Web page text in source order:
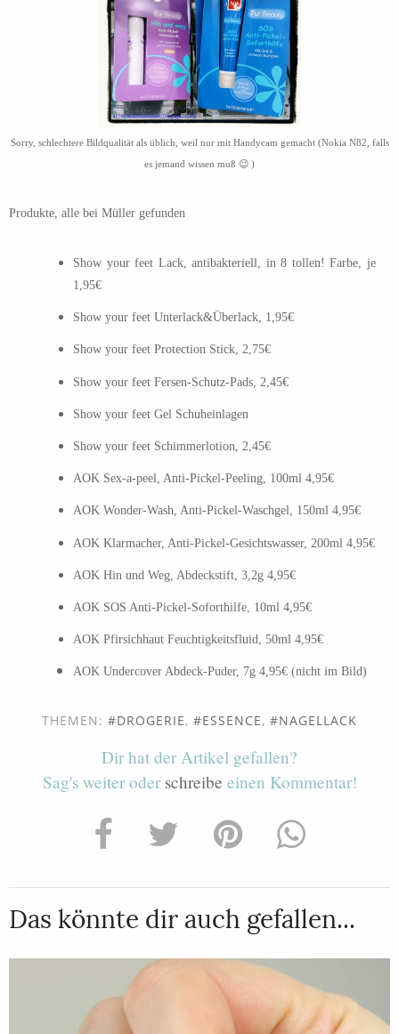
Sorry, schlechtere Bildqualität als üblich, weil nur mit Handycam gemacht (Nokia N82, falls
es jemand wissen muß 😉 )
Produkte, alle bei Müller gefunden
Show your feet Lack, antibakteriell, in 8 tollen! Farbe, je
1,95€
Show your feet Unterlack&Überlack, 1,95€
Show your feet Protection Stick, 2,75€
Show your feet Fersen-Schutz-Pads, 2,45€
Show your feet Gel Schuheinlagen
Show your feet Schimmerlotion, 2,45€
AOK Sex-a-peel, Anti-Pickel-Peeling, 100ml 4,95€
AOK Wonder-Wash, Anti-Pickel-Waschgel, 150ml 4,95€
AOK Klarmacher, Anti-Pickel-Gesichtswasser, 200ml 4,95€
AOK Hin und Weg, Abdeckstift, 3,2g 4,95€
AOK SOS Anti-Pickel-Soforthilfe, 10ml 4,95€
AOK Pfirsichhaut Feuchtigkeitsfluid, 50ml 4,95€
AOK Undercover Abdeck-Puder, 7g 4,95€ (nicht im Bild)
THEMEN: DROGERIE, ESSENCE, NAGELLACK
Dir hat der Artikel gefallen?
Sag's weiter oder schreibe einen Kommentar!
Das könnte dir auch gefallen...